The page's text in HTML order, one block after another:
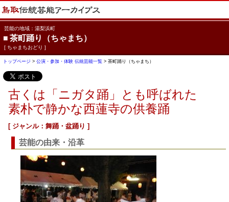
芸能の地域：湯梨浜町
■ 茶町踊り（ちゃまち）
[ ちゃまちおどり ]
トップページ > 公演・参加・体験 伝統芸能一覧 > 茶町踊り（ちゃまち）
古くは「ニガタ踊」とも呼ばれた
素朴で静かな西蓮寺の供養踊
[ ジャンル：舞踊・盆踊り ]
芸能の由来・沿革